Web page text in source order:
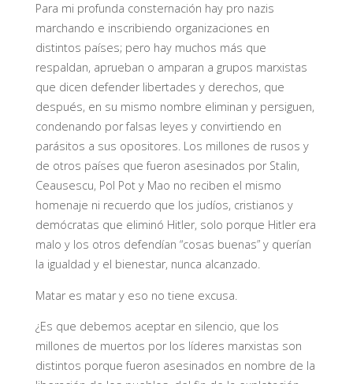
Para mi profunda consternación hay pro nazis
marchando e inscribiendo organizaciones en
distintos países; pero hay muchos más que
respaldan, aprueban o amparan a grupos marxistas
que dicen defender libertades y derechos, que
después, en su mismo nombre eliminan y persiguen,
condenando por falsas leyes y convirtiendo en
parásitos a sus opositores. Los millones de rusos y
de otros países que fueron asesinados por Stalin,
Ceausescu, Pol Pot y Mao no reciben el mismo
homenaje ni recuerdo que los judíos, cristianos y
demócratas que eliminó Hitler, solo porque Hitler era
malo y los otros defendían “cosas buenas” y querían
la igualdad y el bienestar, nunca alcanzado.
Matar es matar y eso no tiene excusa.
¿Es que debemos aceptar en silencio, que los
millones de muertos por los líderes marxistas son
distintos porque fueron asesinados en nombre de la